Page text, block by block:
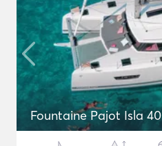
Fountaine Pajot Isla 40